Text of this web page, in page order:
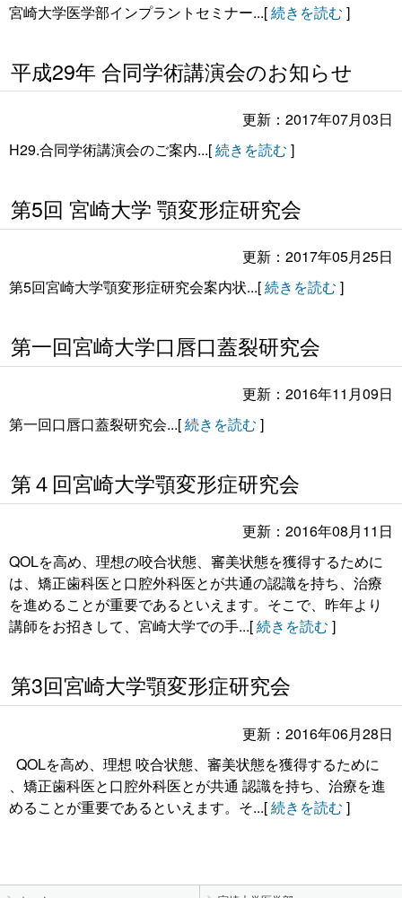
宮崎大学医学部インプラントセミナー...[続きを読む ]
平成29年 合同学術講演会のお知らせ
更新：2017年07月03日
H29.合同学術講演会のご案内...[続きを読む ]
第5回 宮崎大学 顎変形症研究会
更新：2017年05月25日
第5回宮崎大学顎変形症研究会案内状...[続きを読む ]
第一回宮崎大学口唇口蓋裂研究会
更新：2016年11月09日
第一回口唇口蓋裂研究会...[続きを読む ]
第４回宮崎大学顎変形症研究会
更新：2016年08月11日
QOLを高め、理想の咬合状態、審美状態を獲得するために
は、矯正歯科医と口腔外科医とが共通の認識を持ち、治療
を進めることが重要であるといえます。そこで、昨年より
講師をお招きして、宮崎大学での手...[続きを読む ]
第3回宮崎大学顎変形症研究会
更新：2016年06月28日
QOLを高め、理想 咬合状態、審美状態を獲得するために
、矯正歯科医と口腔外科医とが共通 認識を持ち、治療を進
めることが重要であるといえます。そ...[続きを読む ]